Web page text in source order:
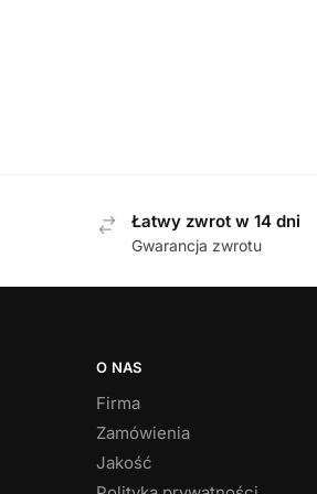
Łatwy zwrot w 14 dni
Gwarancja zwrotu
O NAS
Firma
Zamówienia
Jakość